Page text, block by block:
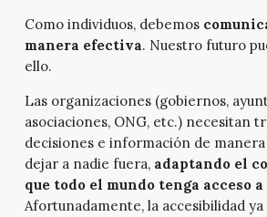
Como individuos, debemos
manera efectiva. Nuestro futuro
ello.
Las organizaciones (gobiernos,
asociaciones, ONG, etc.) necesitan
decisiones e información de
dejar a nadie fuera, adaptando el
que todo el mundo tenga acceso
Afortunadamente, la accesibilidad